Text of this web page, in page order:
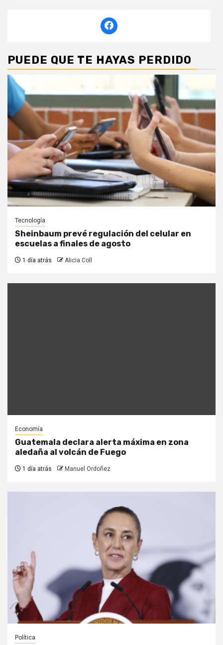
PUEDE QUE TE HAYAS PERDIDO
Tecnología
Sheinbaum prevé regulación del celular en
escuelas a finales de agosto
1 día atrás Alicia Coll
Economía
Guatemala declara alerta máxima en zona
aledaña al volcán de Fuego
1 día atrás Manuel Ordoñez
Política